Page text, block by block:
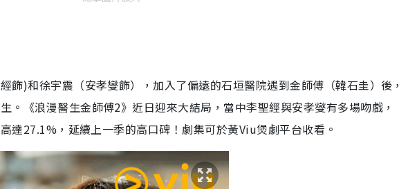
飾)和徐宇震（安孝燮飾），加入了偏遠的石垣醫院遇到金師傅（韓石圭）後，
。 《浪漫醫生金師傅2》 近日迎來大結局，當中李聖經與安孝燮有多場吻戲，
達27.1%，延續上一季的高口碑！劇集可於黃Viu煲劇平台收看。